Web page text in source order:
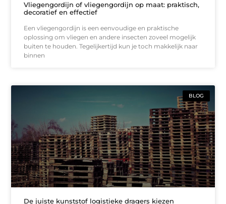
Vliegengordijn of vliegengordijn op maat: praktisch,
decoratief en effectief
Een vliegengordijn is een eenvoudige en praktische
oplossing om vliegen en andere insecten zoveel mogelijk
buiten te houden. Tegelijkertijd kun je toch makkelijk naar
binnen
BLOG
De juiste kunststof logistieke dragers kiezen